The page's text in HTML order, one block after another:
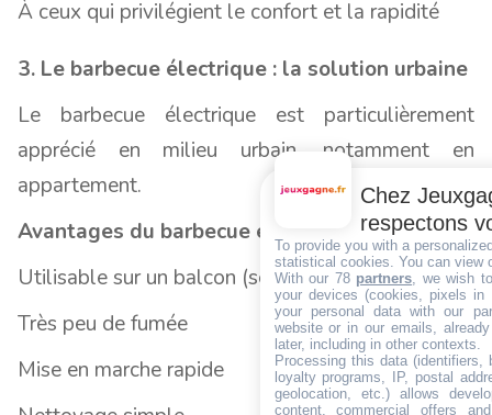
À ceux qui privilégient le confort et la rapidité
3. Le barbecue électrique : la solution urbaine
Le barbecue électrique est particulièrement
apprécié en milieu urbain, notamment en
appartement.
Avantages du barbecue électrique
Utilisable sur un balcon (selon règlement)
Très peu de fumée
Mise en marche rapide
Chez
respectons
To provide you with a
statistical cookies. You can view
With our 78 partners , we wish
your devices (cookies, pixels
your personal data with our
website or in our emails,
later, including in other contexts.
Processing this data (identifiers,
loyalty programs, IP, postal
geolocation, etc.) allows
content, commercial offers